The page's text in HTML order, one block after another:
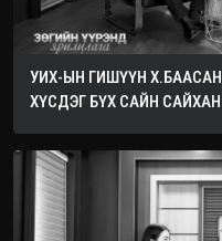
УИХ-ЫН ГИШҮҮН
ХҮСДЭГ БҮХ САЙН